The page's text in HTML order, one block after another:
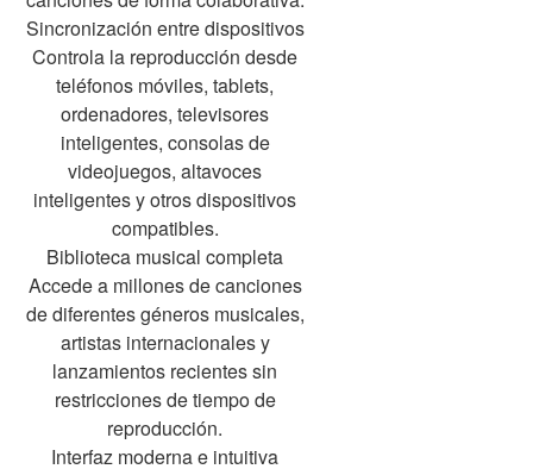
Sincronización entre dispositivos
Controla la reproducción desde
teléfonos móviles, tablets,
ordenadores, televisores
inteligentes, consolas de
videojuegos, altavoces
inteligentes y otros dispositivos
compatibles.
Biblioteca musical completa
Accede a millones de canciones
de diferentes géneros musicales,
artistas internacionales y
lanzamientos recientes sin
restricciones de tiempo de
reproducción.
Interfaz moderna e intuitiva